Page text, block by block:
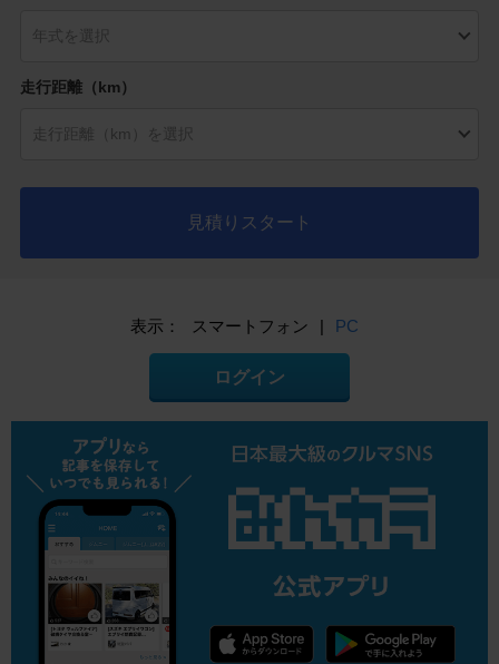
走行距離（km）
見積りスタート
表示： スマートフォン | PC
ログイン